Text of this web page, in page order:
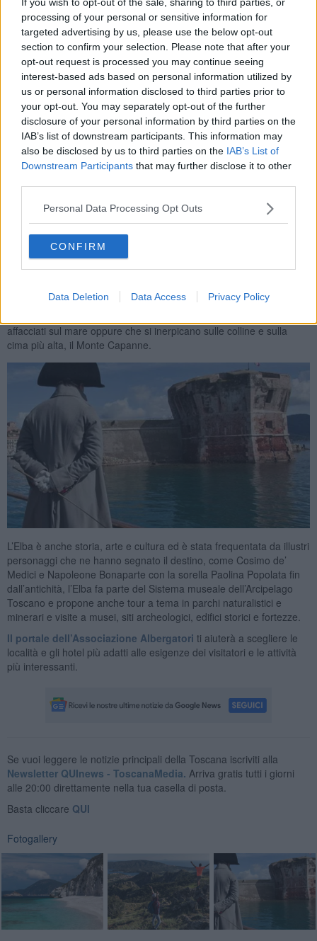
processing of your personal or sensitive information for
targeted advertising by us, please use the below opt-out
section to confirm your selection. Please note that after your
opt-out request is processed you may continue seeing
interest-based ads based on personal information utilized by
us or personal information disclosed to third parties prior to
your opt-out. You may separately opt-out of the further
disclosure of your personal information by third parties on the
IAB’s list of downstream participants. This information may
also be disclosed by us to third parties on the IAB’s List of
Downstream Participants that may further disclose it to other
Personal Data Processing Opt Outs
CONFIRM
Data Deletion Data Access Privacy Policy
Carta Europea del Turismo sostenibile. Il territorio è
straordinariamente variegato, con 147 chilometri di costa e oltre
cinquanta spiagge accessibili: arenili di sabbia dorata o nera che si
alternano a calette di ciottoli e piccoli sassi e ad alte scogliere.
L’isola d’Elba è il luogo ideale per fare vita all’aria aperta e sport. Le
possibilità sono innumerevoli a tutti i livelli: ci si può dedicare al
nuoto, allo snorkeling e alle immersioni subacquee, alla vela, al
surf, al wind surf e al kyte surf, cimentarsi nel sup pagaiando su
una tavola oppure nel jet-lev flyer volando sulla superficie del mare.
Chi ama le discipline terrestri può scegliere il golf, il tennis, il tiro
affacciati sul mare oppure che si inerpicano sulle colline e sulla
cima più alta, il Monte Capanne.
L’Elba è anche storia, arte e cultura ed è stata frequentata da illustri
personaggi che ne hanno segnato il destino, come Cosimo de’
Medici e Napoleone Bonaparte con la sorella Paolina Popolata fin
dall’antichità, l’Elba fa parte del Sistema museale dell’Arcipelago
Toscano e propone anche tour a tema in parchi naturalistici e
minerari e visite a musei, siti archeologici, edifici storici e fortezze.
Il portale dell’Associazione Albergatori ti aiuterà a scegliere le
località e gli hotel più adatti alle esigenze dei visitatori e le attività
più interessanti.
Se vuoi leggere le notizie principali della Toscana iscriviti alla
Newsletter QUInews - ToscanaMedia. Arriva gratis tutti i giorni
alle 20:00 direttamente nella tua casella di posta.
Basta cliccare QUI
Fotogallery